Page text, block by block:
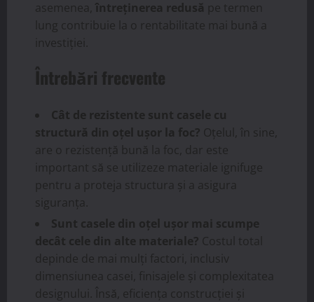
asemenea, întreținerea redusă pe termen
lung contribuie la o rentabilitate mai bună a
investiției.
Întrebări frecvente
Cât de rezistente sunt casele cu
structură din oțel ușor la foc? Oțelul, în sine,
are o rezistență bună la foc, dar este
important să se utilizeze materiale ignifuge
pentru a proteja structura și a asigura
siguranța.
Sunt casele din oțel ușor mai scumpe
decât cele din alte materiale? Costul total
depinde de mai mulți factori, inclusiv
dimensiunea casei, finisajele și complexitatea
designului. Însă, eficiența construcției și